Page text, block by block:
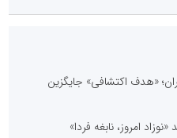
«هدف اکتشافی» جایگزین
امروز، نابغه فردا»